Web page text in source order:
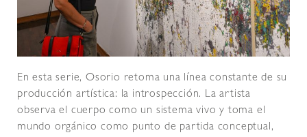
En esta serie, Osorio retoma una línea constante de su
producción artística: la introspección. La artista
observa el cuerpo como un sistema vivo y toma el
mundo orgánico como punto de partida conceptual,